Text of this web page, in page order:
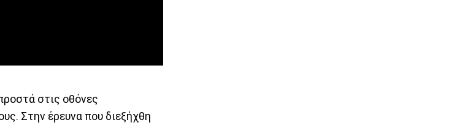
στις οθόνες
Στην έρευνα που διεξήχθη